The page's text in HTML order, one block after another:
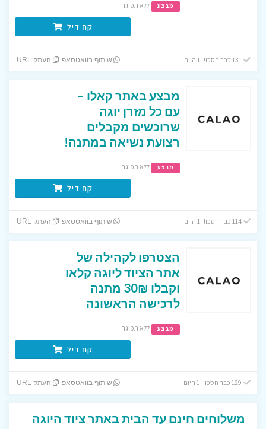
מבצע ללא תפוגה
קח דיל
131 כבר חסכו! 1 היום שיתוף בוואטסאפ העתק URL
מבצע באתר קאלו –
עם כל מזרן יוגה
שרוכשים מקבלים
רצועת נשיאה במתנה!
מבצע ללא תפוגה
קח דיל
114 כבר חסכו! 1 היום שיתוף בוואטסאפ העתק URL
הצטרפו לקהילה של
אתר הציוד ליוגה קלאו
וקבלו 30₪ מתנה
לרכישה הראשונה
מבצע ללא תפוגה
קח דיל
שיתוף בוואטסאפ העתק URL
משלוחים חינם עד הבית באתר ציוד היוגה